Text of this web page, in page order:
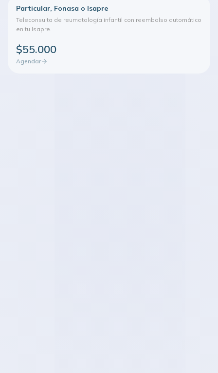
Particular, Fonasa o Isapre
Teleconsulta de reumatología infantil con reembolso automático
en tu Isapre.
$55.000
Agendar